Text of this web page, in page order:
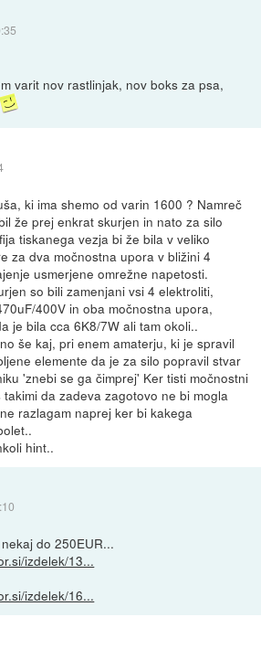
varit nov rastlinjak, nov boks za psa,
ki ima shemo od varin 1600 ? Namreč
že prej enkrat skurjen in nato za silo
tiskanega vezja bi že bila v veliko
za dva močnostna upora v bližini 4
usmerjene omrežne napetosti.
so bili zamenjani vsi 4 elektroliti,
400V in oba močnostna upora,
je bila cca 6K8/7W ali tam okoli..
še kaj, pri enem amaterju, ki je spravil
elemente da je za silo popravil stvar
'znebi se ga čimprej' Ker tisti močnostni
da zadeva zagotovo ne bi mogla
razlagam naprej ker bi kakega
hint..
do 250EUR...
izdelek/13...
izdelek/16...